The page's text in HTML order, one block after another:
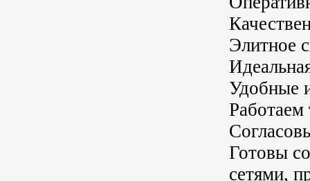
Элитное
Удобные
Готовы
сетями,